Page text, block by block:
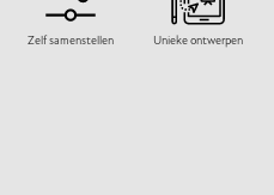
Zelf samenstellen Unieke ontwerpen